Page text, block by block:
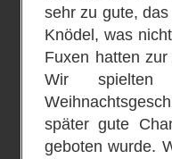
sehr zu gute,
Knödel, was
Fuxen hatten
Wir spielten
später gute
geboten wurde.